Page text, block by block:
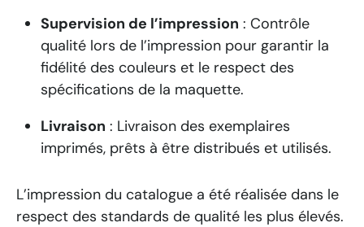
Supervision de l’impression : Contrôle
qualité lors de l’impression pour garantir la
fidélité des couleurs et le respect des
spécifications de la maquette.
Livraison : Livraison des exemplaires
imprimés, prêts à être distribués et utilisés.
L’impression du catalogue a été réalisée dans le
respect des standards de qualité les plus élevés.